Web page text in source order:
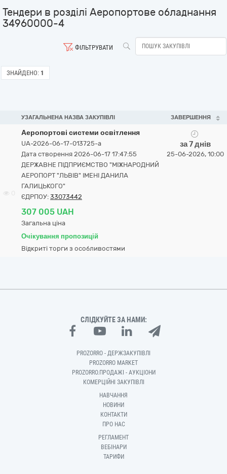
Тендери в розділі Аеропортове обладнання
34960000-4
ФІЛЬТРУВАТИ
ЗНАЙДЕНО: 1
УЗАГАЛЬНЕНА НАЗВА ЗАКУПІВЛІ ЗАВЕРШЕННЯ
Аеропортові системи освітлення
UA-2026-06-17-013725-a
Дата створення 2026-06-17 17:47:55
ДЕРЖАВНЕ ПІДПРИЄМСТВО "МІЖНАРОДНИЙ
АЕРОПОРТ "ЛЬВІВ" ІМЕНІ ДАНИЛА
ГАЛИЦЬКОГО"
ЄДРПОУ: 33073442
307 005 UAH
Загальна ціна
Очікування пропозицій
Відкриті торги з особливостями
за 7 днів
25-06-2026, 10:00
СЛІДКУЙТЕ ЗА НАМИ:
PROZORRO - ДЕРЖЗАКУПІВЛІ
PROZORRO MARKET
PROZORRO.ПРОДАЖІ - АУКЦІОНИ
КОМЕРЦІЙНІ ЗАКУПІВЛІ
НАВЧАННЯ
НОВИНИ
КОНТАКТИ
ПРО НАС
РЕГЛАМЕНТ
ВЕБІНАРИ
ТАРИФИ